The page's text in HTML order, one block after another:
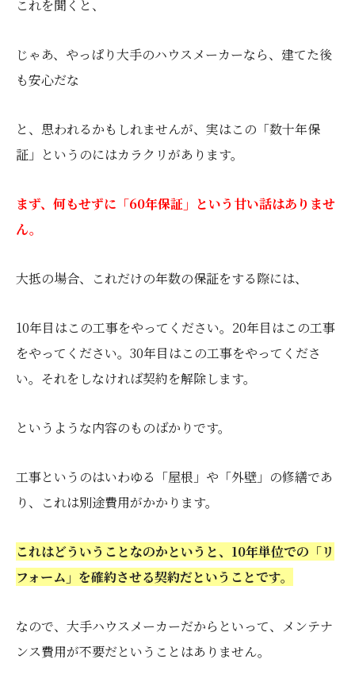
これを聞くと、
じゃあ、やっぱり大手のハウスメーカーなら、建てた後
も安心だな
と、思われるかもしれませんが、実はこの「数十年保
証」というのにはカラクリがあります。
まず、何もせずに「60年保証」という甘い話はありませ
ん。
大抵の場合、これだけの年数の保証をする際には、
10年目はこの工事をやってください。20年目はこの工事
をやってください。30年目はこの工事をやってくださ
い。それをしなければ契約を解除します。
というような内容のものばかりです。
工事というのはいわゆる「屋根」や「外壁」の修繕であ
り、これは別途費用がかかります。
これはどういうことなのかというと、10年単位での「リ
フォーム」を確約させる契約だということです。
なので、大手ハウスメーカーだからといって、メンテナ
ンス費用が不要だということはありません。